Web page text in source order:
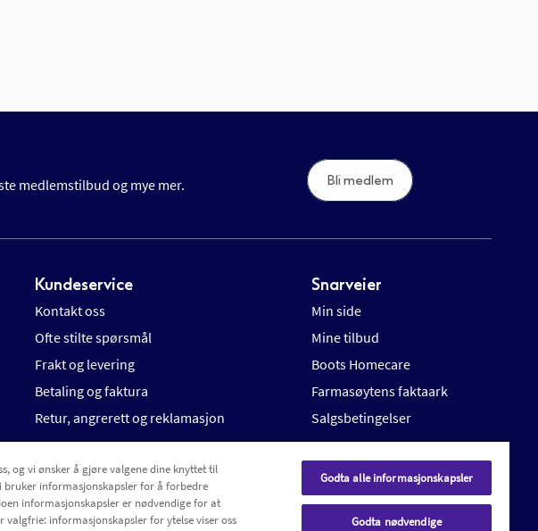
medlemstilbud og mye mer. Bli medlem
Kundeservice
Kontakt oss
Ofte stilte spørsmål
Frakt og levering
Betaling og faktura
Retur, angrerett og reklamasjon
Snarveier
Min side
Mine tilbud
Boots Homecare
Farmasøytens faktaark
Salgsbetingelser
og vi ønsker å gjøre valgene dine knyttet til
bruker informasjonskapsler for å forbedre
informasjonskapsler er nødvendige for at
valgfrie: informasjonskapsler for ytelse viser oss
Godta alle informasjonskapsler
Godta nødvendige